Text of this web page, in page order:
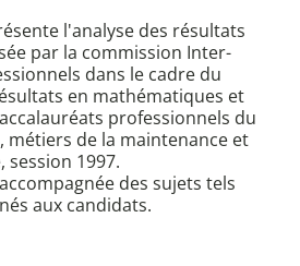
l'analyse des résultats
par la commission Inter-
dans le cadre du
en mathématiques et
professionnels du
de la maintenance et
1997.
des sujets tels
aux candidats.